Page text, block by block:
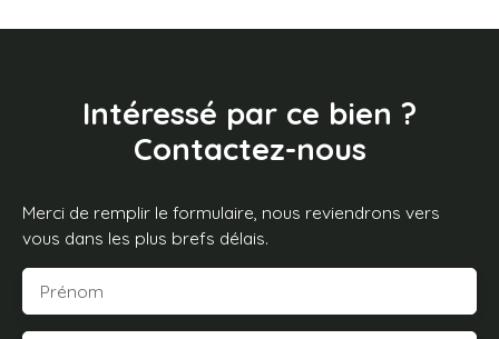
Intéressé par ce bien ?
Contactez-nous
Merci de remplir le formulaire, nous reviendrons vers
vous dans les plus brefs délais.
Prénom